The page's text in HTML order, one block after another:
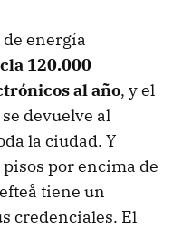
energía
120.000
al año, y el
devuelve al
la ciudad. Y
por encima de
tiene un
credenciales. El